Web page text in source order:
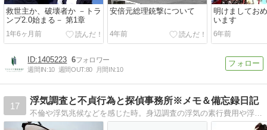
救世主か、破壊者か －トラ
ンプ2.0始まる－ 第1章
1年6ヶ月前
安倍元総理銃撃について
4年前
明けましてお
います
6年前
1405223 6
週間IN:10 週間OUT:80 月間IN:10
17
浮気調査と不貞行為と探偵事務所※メモ＆備忘録日記
不倫や浮気兆候などを感じた時。身辺調査の浮気の素行費用や浮気問題について。探偵事務所の依頼するとき、事前に知っておきたい大切なポイント。調べたことをメモ代わりにここに書きとめます。